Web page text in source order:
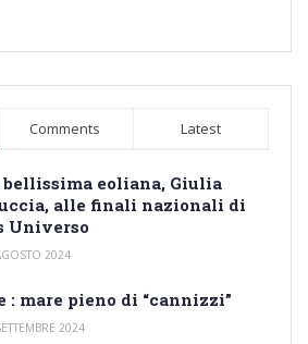
Comments Latest
bellissima eoliana, Giulia
alle finali nazionali di
Universo
2024
: mare pieno di “cannizzi”
2024